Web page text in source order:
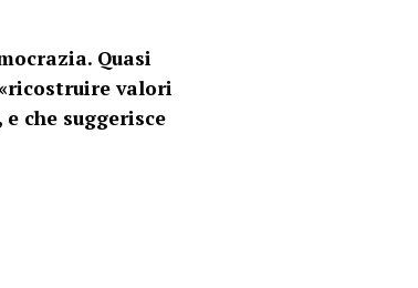
Quasi
valori
che suggerisce